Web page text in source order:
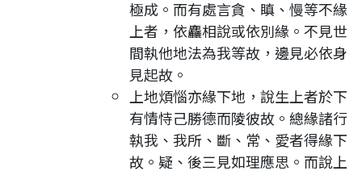
極成。而有處言貪、瞋、慢等不緣
上者，依麤相說或依別緣。不見世
間執他地法為我等故，邊見必依身
見起故。
上地煩惱亦緣下地，說生上者於下
有情恃己勝德而陵彼故。總緣諸行
執我、我所、斷、常、愛者得緣下
故。疑、後三見如理應思。而說上